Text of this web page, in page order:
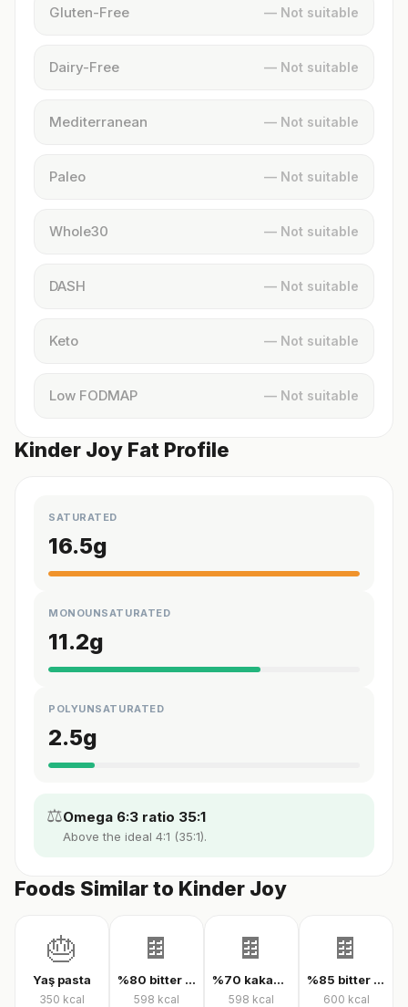
Gluten-Free — Not suitable
Dairy-Free — Not suitable
Mediterranean — Not suitable
Paleo — Not suitable
Whole30 — Not suitable
DASH — Not suitable
Keto — Not suitable
Low FODMAP — Not suitable
Kinder Joy Fat Profile
SATURATED
16.5g
MONOUNSATURATED
11.2g
POLYUNSATURATED
2.5g
⚖️Omega 6:3 ratio 35:1
Above the ideal 4:1 (35:1).
Foods Similar to Kinder Joy
🎂
Yaş pasta
350 kcal
🍫
%80 bitter çikolata
598 kcal
🍫
%70 kakaolu bitter çikolata
598 kcal
🍫
%85 bitter çikolata
600 kcal